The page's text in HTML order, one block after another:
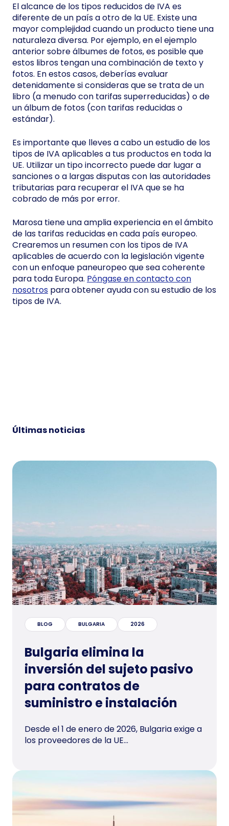
El alcance de los tipos reducidos de IVA es
diferente de un país a otro de la UE. Existe una
mayor complejidad cuando un producto tiene una
naturaleza diversa. Por ejemplo, en el ejemplo
anterior sobre álbumes de fotos, es posible que
estos libros tengan una combinación de texto y
fotos. En estos casos, deberías evaluar
detenidamente si consideras que se trata de un
libro (a menudo con tarifas superreducidas) o de
un álbum de fotos (con tarifas reducidas o
estándar).
Es importante que lleves a cabo un estudio de los
tipos de IVA aplicables a tus productos en toda la
UE. Utilizar un tipo incorrecto puede dar lugar a
sanciones o a largas disputas con las autoridades
tributarias para recuperar el IVA que se ha
cobrado de más por error.
Marosa tiene una amplia experiencia en el ámbito
de las tarifas reducidas en cada país europeo.
Crearemos un resumen con los tipos de IVA
aplicables de acuerdo con la legislación vigente
con un enfoque paneuropeo que sea coherente
para toda Europa. Póngase en contacto con
nosotros para obtener ayuda con su estudio de los
tipos de IVA.
Últimas noticias
BLOG BULGARIA 2026
Bulgaria elimina la
inversión del sujeto pasivo
para contratos de
suministro e instalación
Desde el 1 de enero de 2026, Bulgaria exige a
los proveedores de la UE...